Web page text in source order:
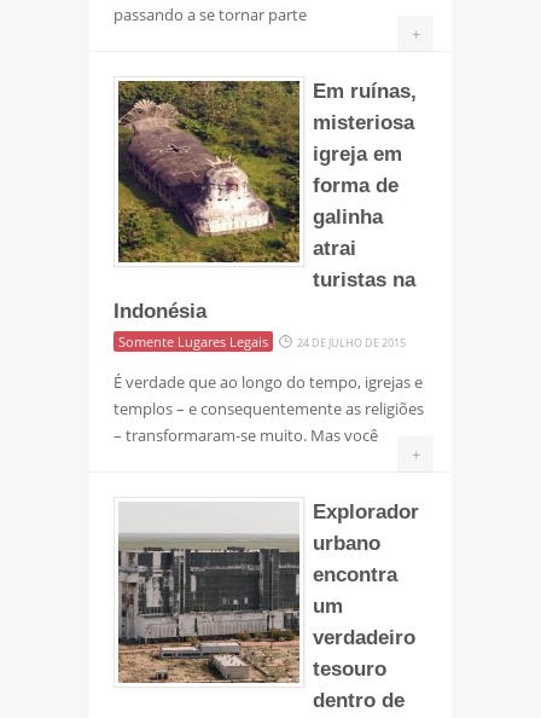
passando a se tornar parte
+
Em ruínas,
misteriosa
igreja em
forma de
galinha
atrai
turistas na
Indonésia
Somente Lugares Legais 24 DE JULHO DE 2015
É verdade que ao longo do tempo, igrejas e
templos – e consequentemente as religiões
– transformaram-se muito. Mas você
+
Explorador
urbano
encontra
um
verdadeiro
tesouro
dentro de